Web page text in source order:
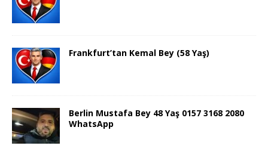
Frankfurt’tan Kemal Bey (58 Yaş)
Berlin Mustafa Bey 48 Yaş 0157 3168 2080
WhatsApp